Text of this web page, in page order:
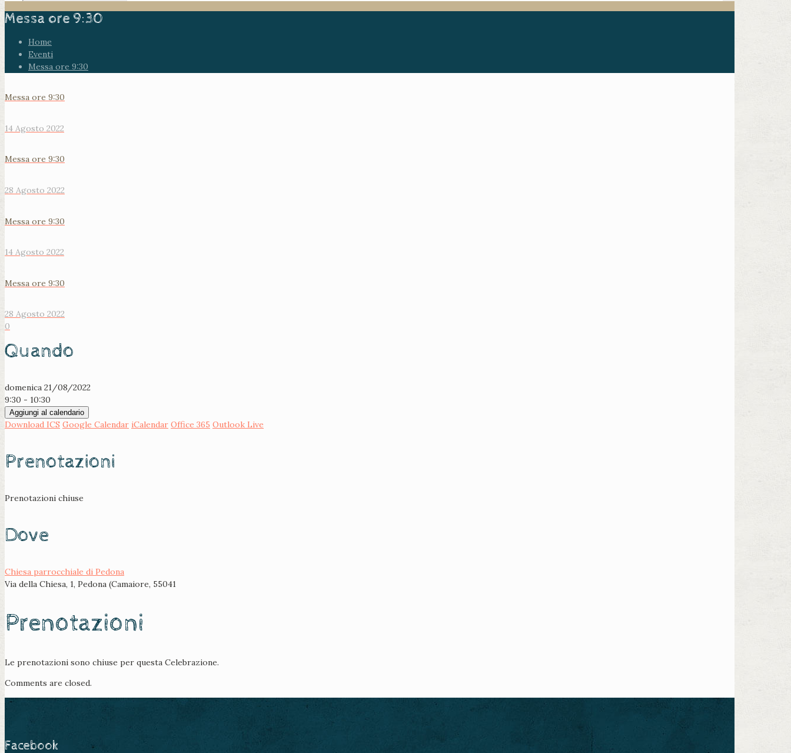
Messa ore 9:30
Home
Eventi
Messa ore 9:30
Messa ore 9:30
14 Agosto 2022
Messa ore 9:30
28 Agosto 2022
Messa ore 9:30
14 Agosto 2022
Messa ore 9:30
28 Agosto 2022
0
Quando
domenica 21/08/2022
9:30 - 10:30
Aggiungi al calendario
Download ICS Google Calendar iCalendar Office 365 Outlook Live
Prenotazioni
Prenotazioni chiuse
Dove
Chiesa parrocchiale di Pedona
Via della Chiesa, 1, Pedona (Camaiore, 55041
Prenotazioni
Le prenotazioni sono chiuse per questa Celebrazione.
Comments are closed.
Facebook